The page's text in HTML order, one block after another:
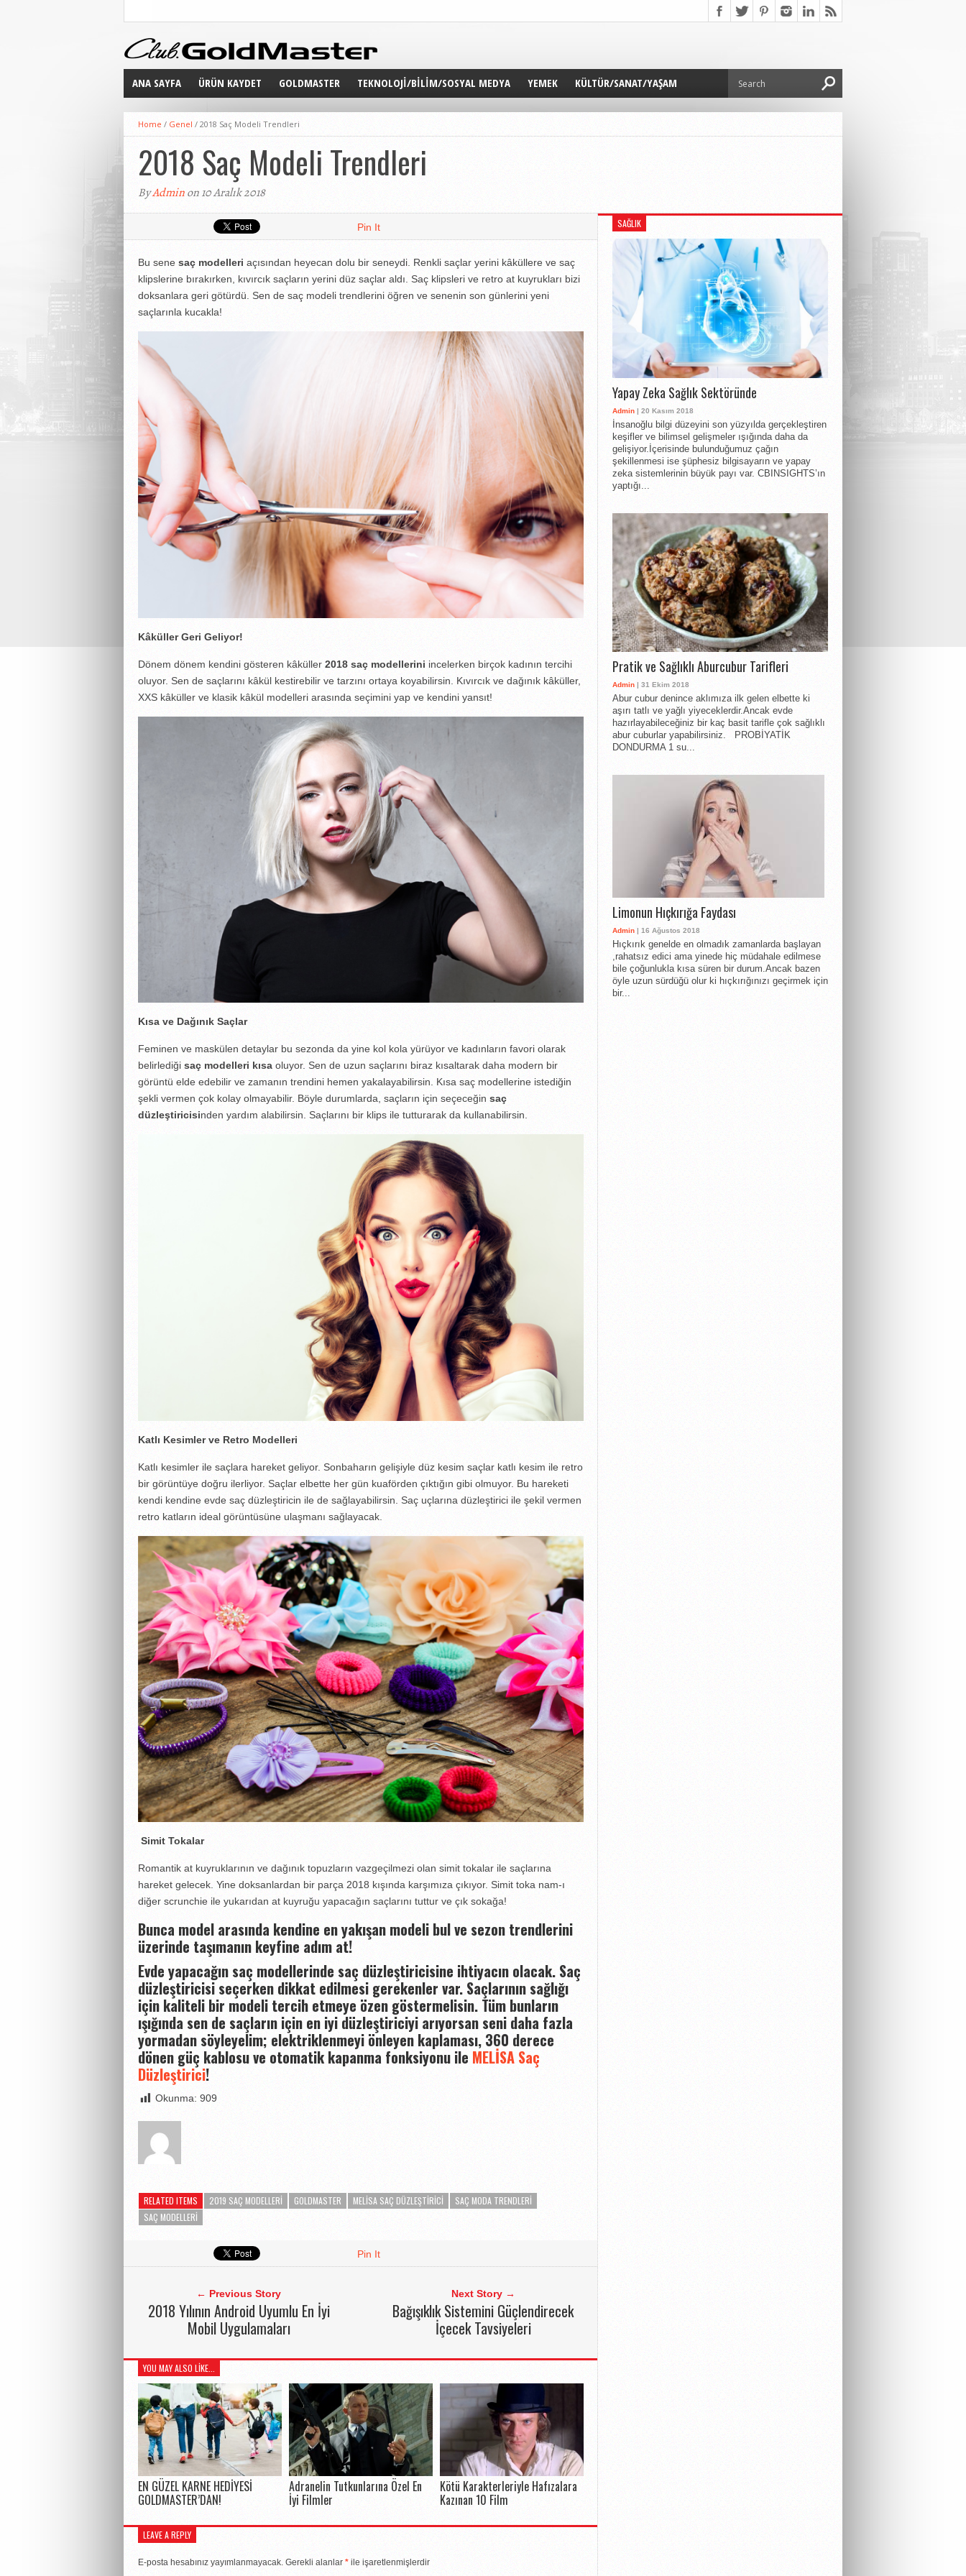
ANA SAYFA ÜRÜN KAYDET GOLDMASTER
GOLDMASTER WEB
GOLDNEWS
FIRSATLAR
GOLDMASTER TV
TEKNOLOJI/BILIM/SOSYAL MEDYA YEMEK
KÜLTÜR/SANAT/YAŞAM
SAĞLIK
MODA GÜZELLIK
Home / Genel / 2018 Saç Modeli Trendleri
2018 Saç Modeli Trendleri
ByAdminon 10 Aralık 2018
Pin It
Bu sene saç modelleri açısından heyecan dolu bir seneydi. Renkli saçlar yerini kâküllere ve saç
klipslerine bırakırken, kıvırcık saçların yerini düz saçlar aldı. Saç klipsleri ve retro at kuyrukları bizi
doksanlara geri götürdü. Sen de saç modeli trendlerini öğren ve senenin son günlerini yeni
saçlarınla kucakla!
Kâküller Geri Geliyor!
Dönem dönem kendini gösteren kâküller 2018 saç modellerini incelerken birçok kadının tercihi
oluyor. Sen de saçlarını kâkül kestirebilir ve tarzını ortaya koyabilirsin. Kıvırcık ve dağınık kâküller,
XXS kâküller ve klasik kâkül modelleri arasında seçimini yap ve kendini yansıt!
Kısa ve Dağınık Saçlar
Feminen ve maskülen detaylar bu sezonda da yine kol kola yürüyor ve kadınların favori olarak
belirlediği saç modelleri kısa oluyor. Sen de uzun saçlarını biraz kısaltarak daha modern bir
görüntü elde edebilir ve zamanın trendini hemen yakalayabilirsin. Kısa saç modellerine istediğin
şekli vermen çok kolay olmayabilir. Böyle durumlarda, saçların için seçeceğin saç
düzleştiricisinden yardım alabilirsin. Saçlarını bir klips ile tutturarak da kullanabilirsin.
Katlı Kesimler ve Retro Modelleri
Katlı kesimler ile saçlara hareket geliyor. Sonbaharın gelişiyle düz kesim saçlar katlı kesim ile retro
bir görüntüye doğru ilerliyor. Saçlar elbette her gün kuaförden çıktığın gibi olmuyor. Bu hareketi
kendi kendine evde saç düzleştiricin ile de sağlayabilirsin. Saç uçlarına düzleştirici ile şekil vermen
retro katların ideal görüntüsüne ulaşmanı sağlayacak.
Simit Tokalar
Romantik at kuyruklarının ve dağınık topuzların vazgeçilmezi olan simit tokalar ile saçlarına
hareket gelecek. Yine doksanlardan bir parça 2018 kışında karşımıza çıkıyor. Simit toka nam-ı
diğer scrunchie ile yukarıdan at kuyruğu yapacağın saçlarını tuttur ve çık sokağa!
Bunca model arasında kendine en yakışan modeli bul ve sezon trendlerini
üzerinde taşımanın keyfine adım at!
Evde yapacağın saç modellerinde saç düzleştiricisine ihtiyacın olacak. Saç
düzleştiricisi seçerken dikkat edilmesi gerekenler var. Saçlarının sağlığı
için kaliteli bir modeli tercih etmeye özen göstermelisin. Tüm bunların
ışığında sen de saçların için en iyi düzleştiriciyi arıyorsan seni daha fazla
yormadan söyleyelim; elektriklenmeyi önleyen kaplaması, 360 derece
dönen güç kablosu ve otomatik kapanma fonksiyonu ile MELİSA Saç
Düzleştirici!
Okunma: 909
RELATED ITEMS 2019 SAÇ MODELLERI GOLDMASTER MELISA SAÇ DÜZLEŞTIRICI
SAÇ MODA TRENDLERI
SAÇ MODELLERI
Pin It
← Previous Story
2018 Yılının Android Uyumlu En İyi
Mobil Uygulamaları
Next Story →
Bağışıklık Sistemini Güçlendirecek
İçecek Tavsiyeleri
YOU MAY ALSO LIKE...
EN GÜZEL KARNE HEDİYESİ
GOLDMASTER’DAN!
Adranelin Tutkunlarına Özel En
İyi Filmler
Kötü Karakterleriyle Hafızalara
Kazınan 10 Film
LEAVE A REPLY
E-posta hesabınız yayımlanmayacak. Gerekli alanlar * ile işaretlenmişlerdir
SAĞLIK
Yapay Zeka Sağlık Sektöründe
Admin | 20 Kasım 2018
İnsanoğlu bilgi düzeyini son yüzyılda gerçekleştiren
keşifler ve bilimsel gelişmeler ışığında daha da
gelişiyor.İçerisinde bulunduğumuz çağın
şekillenmesi ise şüphesiz bilgisayarın ve yapay
zeka sistemlerinin büyük payı var. CBINSIGHTS’ın
yaptığı...
Pratik ve Sağlıklı Aburcubur Tarifleri
Admin | 31 Ekim 2018
Abur cubur denince aklımıza ilk gelen elbette ki
aşırı tatlı ve yağlı yiyeceklerdir.Ancak evde
hazırlayabileceğiniz bir kaç basit tarifle çok sağlıklı
abur cuburlar yapabilirsiniz. PROBİYATİK
DONDURMA 1 su...
Limonun Hıçkırığa Faydası
Admin | 16 Ağustos 2018
Hıçkırık genelde en olmadık zamanlarda başlayan
,rahatsız edici ama yinede hiç müdahale edilmese
bile çoğunlukla kısa süren bir durum.Ancak bazen
öyle uzun sürdüğü olur ki hıçkırığınızı geçirmek için
bir...